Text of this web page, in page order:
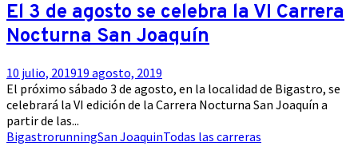
El 3 de agosto se celebra la VI Carrera
Nocturna San Joaquín
10 julio, 201919 agosto, 2019
El próximo sábado 3 de agosto, en la localidad de Bigastro, se
celebrará la VI edición de la Carrera Nocturna San Joaquín a
partir de las...
BigastrorunningSan JoaquinTodas las carreras